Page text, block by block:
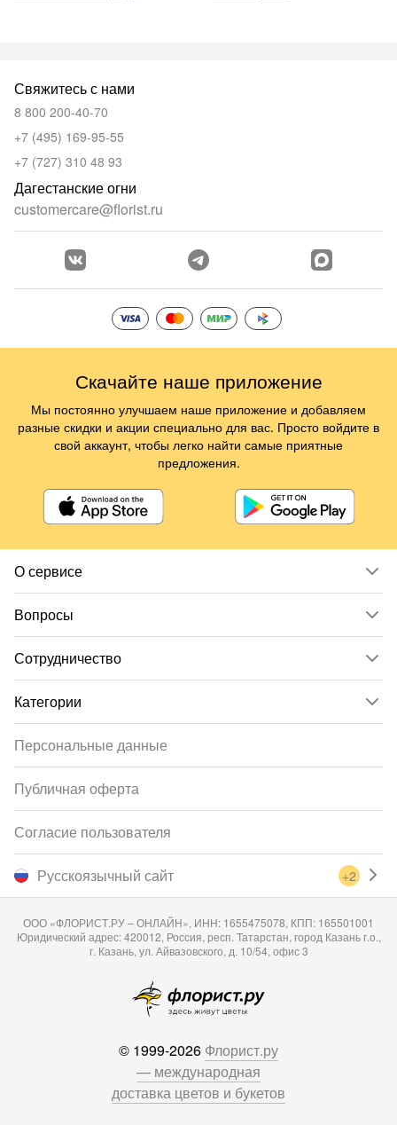
О сервисе
Вопросы
Сотрудничество
Категории
Свяжитесь с нами
8 800 200-40-70
+7 (495) 169-95-55
+7 (727) 310 48 93
Дагестанские огни
customercare@florist.ru
Русскоязычный сайт +2
Персональные данные
Публичная оферта
Согласие пользователя
ООО «ФЛОРИСТ.РУ – ОНЛАЙН», ИНН: 1655475078, КПП: 165501001
Юридический адрес: 420012, Россия, респ. Татарстан, город Казань г.о.,
г. Казань, ул. Айвазовского, д. 10/54, офис 3
© 1999-2026 Флорист.ру
— международная
доставка цветов и букетов
Скачайте наше приложение
Мы постоянно улучшаем наше приложение и добавляем
разные скидки и акции специально для вас. Просто войдите в
свой аккаунт, чтобы легко найти самые приятные
предложения.